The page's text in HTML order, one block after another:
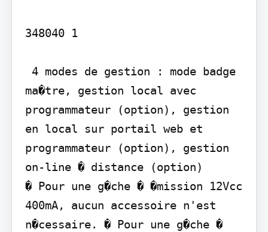
348040 1
ma�tre, gestion local avec
programmateur (option), gestion
en local sur portail web et
programmateur (option), gestion
on-line � distance (option)
� Pour une g�che � �mission 12Vcc
400mA, aucun accessoire n'est
n�cessaire. � Pour une g�che �